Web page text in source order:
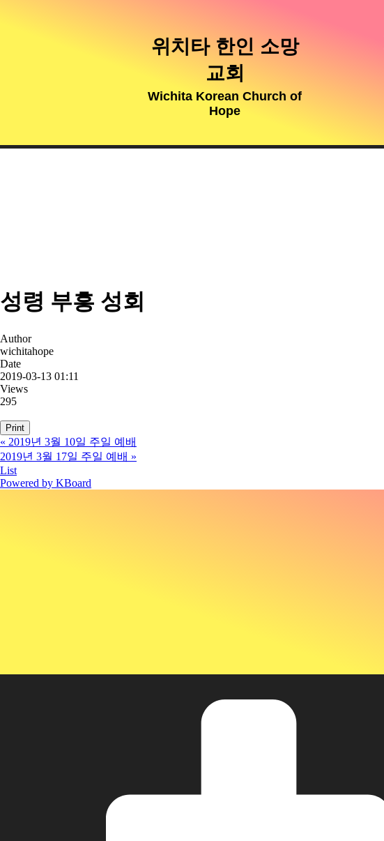
위치타 한인 소망
교회
Wichita Korean Church of
Hope
성령 부흥 성회
Author
wichitahope
Date
2019-03-13 01:11
Views
295
Print
« 2019년 3월 10일 주일 예배
2019년 3월 17일 주일 예배 »
List
Powered by KBoard